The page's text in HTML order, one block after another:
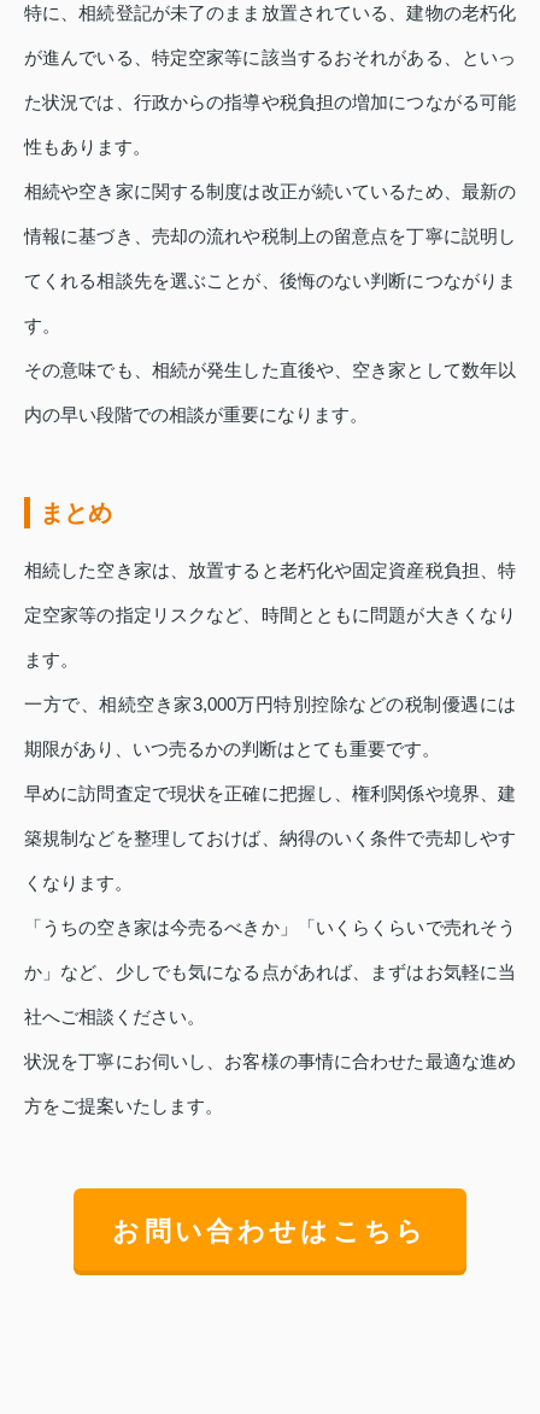
特に、相続登記が未了のまま放置されている、建物の老朽化
が進んでいる、特定空家等に該当するおそれがある、といっ
た状況では、行政からの指導や税負担の増加につながる可能
性もあります。
相続や空き家に関する制度は改正が続いているため、最新の
情報に基づき、売却の流れや税制上の留意点を丁寧に説明し
てくれる相談先を選ぶことが、後悔のない判断につながりま
す。
その意味でも、相続が発生した直後や、空き家として数年以
内の早い段階での相談が重要になります。
まとめ
相続した空き家は、放置すると老朽化や固定資産税負担、特
定空家等の指定リスクなど、時間とともに問題が大きくなり
ます。
一方で、相続空き家3,000万円特別控除などの税制優遇には
期限があり、いつ売るかの判断はとても重要です。
早めに訪問査定で現状を正確に把握し、権利関係や境界、建
築規制などを整理しておけば、納得のいく条件で売却しやす
くなります。
「うちの空き家は今売るべきか」「いくらくらいで売れそう
か」など、少しでも気になる点があれば、まずはお気軽に当
社へご相談ください。
状況を丁寧にお伺いし、お客様の事情に合わせた最適な進め
方をご提案いたします。
お問い合わせはこちら